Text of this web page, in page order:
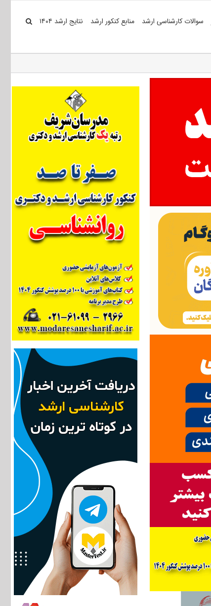
سوالات کارشناسی ارشد منابع کنکور ارشد نتایج ارشد ۱۴۰۴